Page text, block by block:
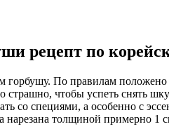
рецепт по
горбушу. По правилам положено
страшно, чтобы успеть снять
со специями, а особенно с
нарезана толщиной примерно 1